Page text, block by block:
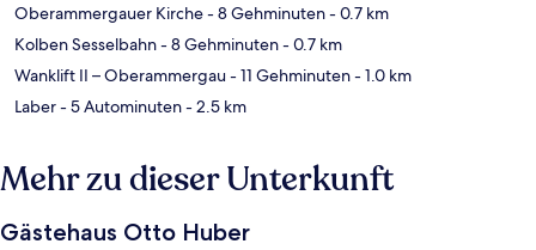
Oberammergauer Kirche- 8 Gehminuten- 0.7 km
Kolben Sesselbahn- 8 Gehminuten- 0.7 km
Wanklift II – Oberammergau- 11 Gehminuten- 1.0 km
Laber- 5 Autominuten- 2.5 km
Mehr zu dieser Unterkunft
Gästehaus Otto Huber